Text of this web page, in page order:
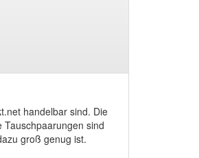
handelbar sind. Die
sind
groß genug ist.